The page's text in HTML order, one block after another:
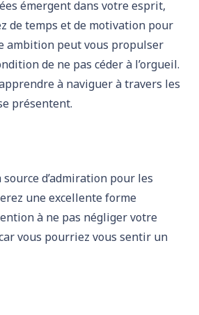
émergent dans votre esprit,
de temps et de motivation pour
ambition peut vous propulser
de ne pas céder à l’orgueil.
à naviguer à travers les
présentent.
d’admiration pour les
une excellente forme
à ne pas négliger votre
vous pourriez vous sentir un